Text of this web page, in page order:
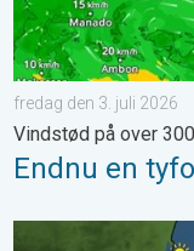
fredag den 3. juli 2026
Vindstød på over
Endnu en
Skovbrande hærger